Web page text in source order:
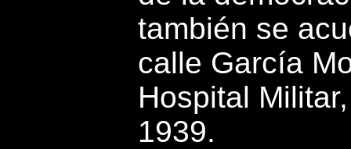
también se
calle García
Hospital
1939.